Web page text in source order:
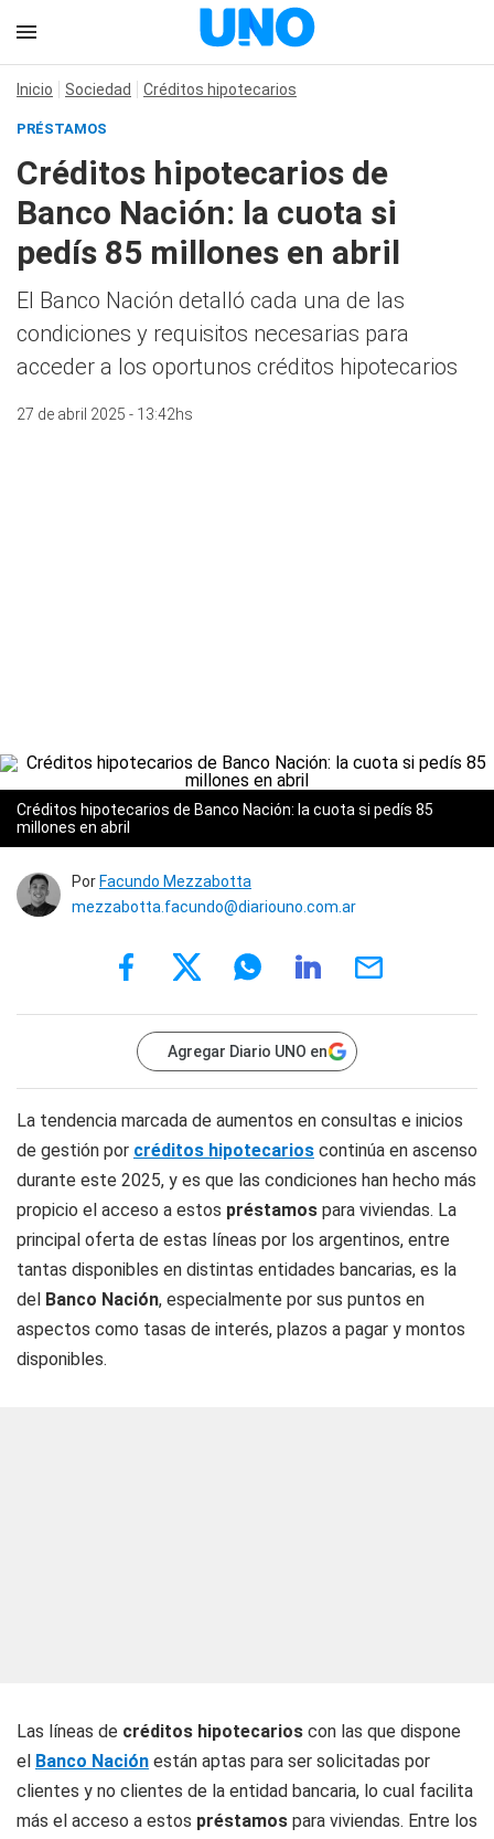
Inicio Sociedad Créditos hipotecarios
PRÉSTAMOS
Créditos hipotecarios de
Banco Nación: la cuota si
pedís 85 millones en abril
El Banco Nación detalló cada una de las
condiciones y requisitos necesarias para
acceder a los oportunos créditos hipotecarios
27 de abril 2025 - 13:42hs
Créditos hipotecarios de Banco Nación: la cuota si pedís 85
millones en abril
Por Facundo Mezzabotta
mezzabotta.facundo@diariouno.com.ar
Agregar Diario UNO en
La tendencia marcada de aumentos en consultas e inicios
de gestión por créditos hipotecarios continúa en ascenso
durante este 2025, y es que las condiciones han hecho más
propicio el acceso a estos préstamos para viviendas. La
principal oferta de estas líneas por los argentinos, entre
tantas disponibles en distintas entidades bancarias, es la
del Banco Nación, especialmente por sus puntos en
aspectos como tasas de interés, plazos a pagar y montos
disponibles.
Las líneas de créditos hipotecarios con las que dispone
el Banco Nación están aptas para ser solicitadas por
clientes y no clientes de la entidad bancaria, lo cual facilita
más el acceso a estos préstamos para viviendas. Entre los